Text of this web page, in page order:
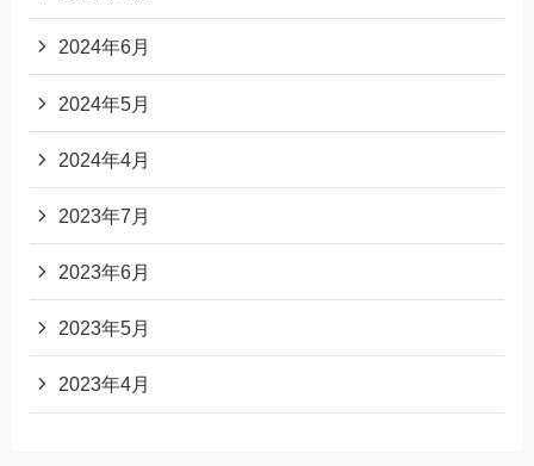
2024年6月
2024年5月
2024年4月
2023年7月
2023年6月
2023年5月
2023年4月